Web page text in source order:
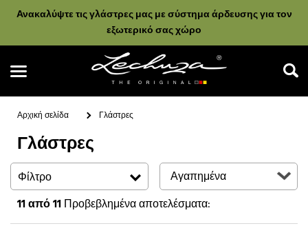
Ανακαλύψτε τις γλάστρες μας με σύστημα άρδευσης για τον
εξωτερικό σας χώρο
Αναζήτηση
Αρχική σελίδα Γλάστρες
Γλάστρες
Φίλτρο
11από 11Προβεβλημένα αποτελέσματα: